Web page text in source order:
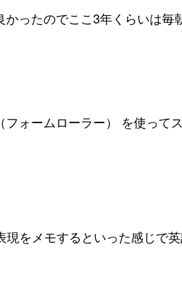
ったのでここ3年くらいは毎
ォームローラー） を使って
現をメモするといった感じで